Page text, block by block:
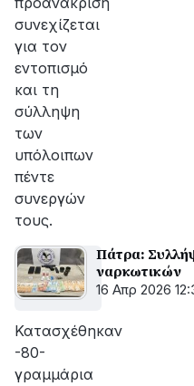
συνεχίζεται
για τον
εντοπισμό
και τη
σύλληψη
των
υπόλοιπων
πέντε
συνεργών
τους.
Πάτρα:
ναρκωτικών
16 Απρ 2026
Κατασχέθηκαν
-80-
γραμμάρια